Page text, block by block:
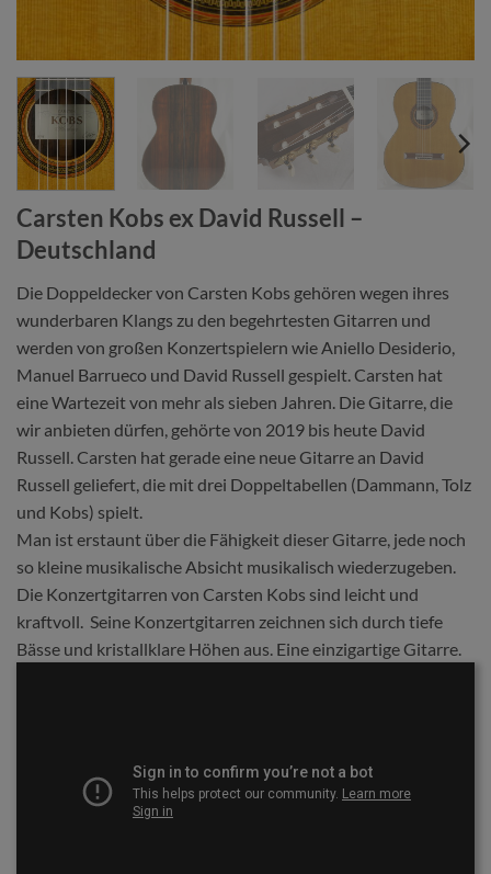
Carsten Kobs ex David Russell –
Deutschland
Die Doppeldecker von Carsten Kobs gehören wegen ihres
wunderbaren Klangs zu den begehrtesten Gitarren und
werden von großen Konzertspielern wie Aniello Desiderio,
Manuel Barrueco und David Russell gespielt. Carsten hat
eine Wartezeit von mehr als sieben Jahren. Die Gitarre, die
wir anbieten dürfen, gehörte von 2019 bis heute David
Russell. Carsten hat gerade eine neue Gitarre an David
Russell geliefert, die mit drei Doppeltabellen (Dammann, Tolz
und Kobs) spielt.
Man ist erstaunt über die Fähigkeit dieser Gitarre, jede noch
so kleine musikalische Absicht musikalisch wiederzugeben.
Die Konzertgitarren von Carsten Kobs sind leicht und
kraftvoll. Seine Konzertgitarren zeichnen sich durch tiefe
Bässe und kristallklare Höhen aus. Eine einzigartige Gitarre.